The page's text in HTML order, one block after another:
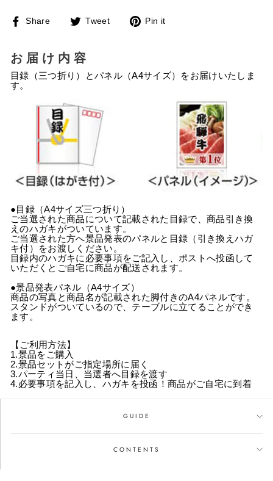
Share
Facebook
ア
す
る
Tweet
TwitterPin it
お届け内容
目録（三つ折り）とパネル（A4サイズ）をお届けいたしま
す。
●目録（A4サイズ三つ折り）
ご当選された商品について記載された目録で、商品引き換
えのハガキがついています。
ご当選された方へ景品発表のパネルと目録（引き換えハガ
キ付）をお渡しください。
目録内のハガキに必要事項をご記入し、ポストへ投函して
いただくとご自宅に商品が配送されます。
●景品発表パネル（A4サイズ）
商品の写真と商品名が記載された脚付きのA4パネルです。
スタンドがついているので、テーブルに立てることができ
ます。
【ご利用方法】
1.景品をご購入
2.景品セットがご指定場所に届く
3.パーティ当日、当選者へ目録を渡す
4.必要事項を記入し、ハガキを投函！商品がご自宅に到着
GUIDE
CONTENTS